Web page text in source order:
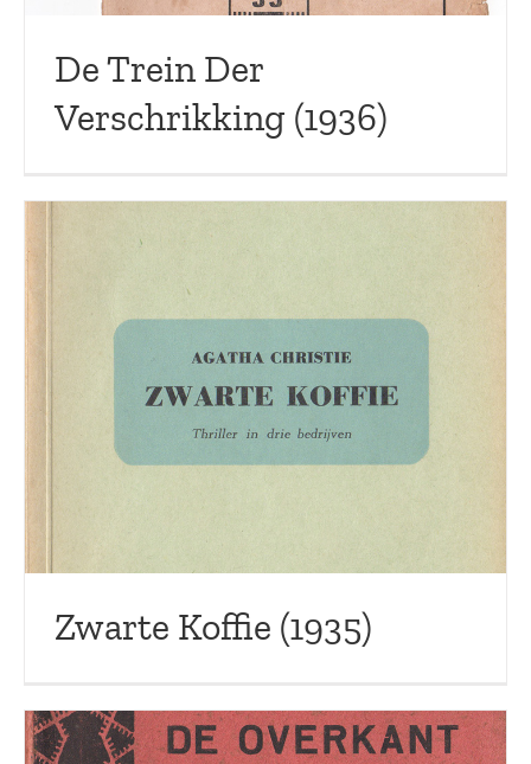
De Trein Der
Verschrikking (1936)
Zwarte Koffie (1935)